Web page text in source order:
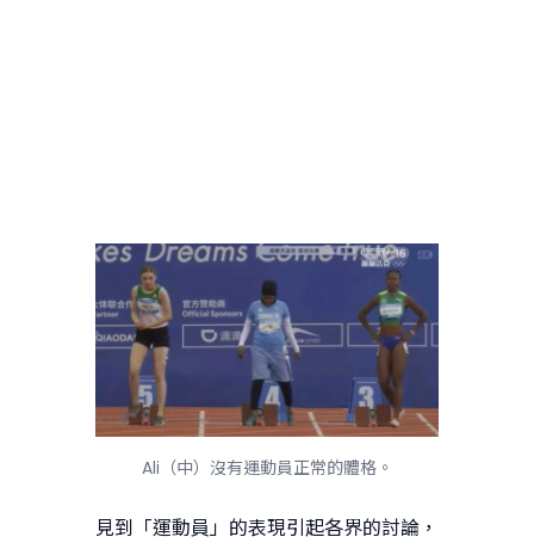
Ali（中）沒有運動員正常的體格。
見到「運動員」的表現引起各界的討論，